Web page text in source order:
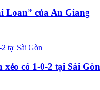
Loan” của An Giang
có 1-0-2 tại Sài Gòn